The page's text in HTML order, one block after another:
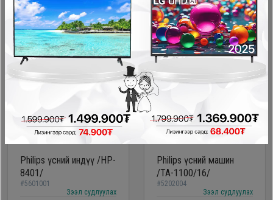
89,900₮ 95,000₮
-30,000₮
Philips үсний индүү /HP-
8401/
#5601001
Зээл судлуулах
-30,000₮
Philips үсний машин
/TA-1100/16/
#5202004
Зээл судлуулах